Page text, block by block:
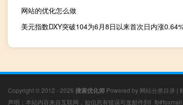
网站的优化怎么做
美元指数DXY突破104为6月8日以来首次日内涨
Copyright © 2012 - 2026 搜索优化师 Powered by 网站分类目录 |
声明：本站内容来自互联网，如信息有错误可发邮件到